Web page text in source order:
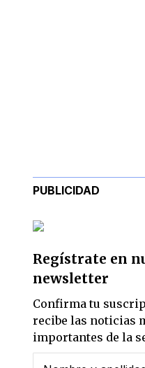
PUBLICIDAD
Regístrate en
newsletter
Confirma tu
recibe las noticias
importantes de la